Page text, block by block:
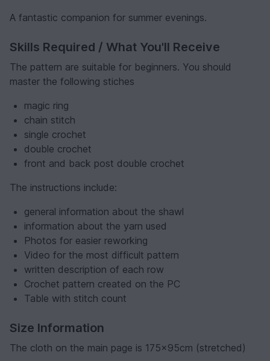
A fantastic companion for summer evenings.
Skills Required / What You'll Receive
The pattern are suitable for beginners. You should
master the following stiches
magic ring
chain stitch
single crochet
double crochet
front and back post double crochet
The instructions include:
general information about the shawl
information about the yarn used
Photos for easier reworking
Video for the most difficult pattern
written description of each row
Crochet pattern created on the PC
Table with stitch count
Size Information
The cloth on the main page is 175x95cm (stretched)